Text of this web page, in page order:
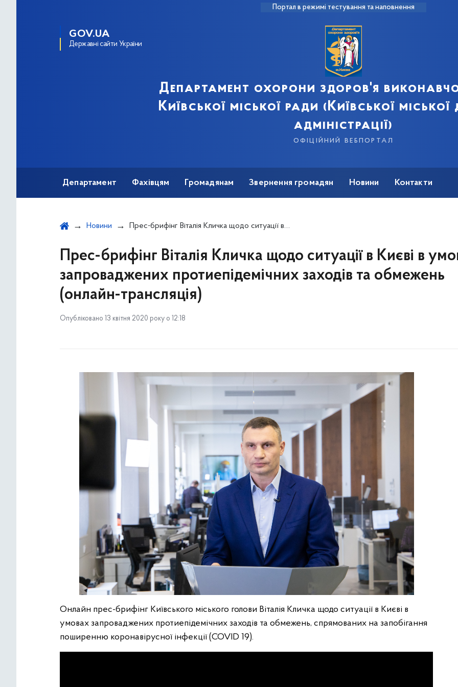
Портал в режимі тестування та наповнення
GOV.UA
Державні сайти України
Департамент охорони здоров'я
Київської міської ради (Київської
адміністрації)
офіційний вебпортал
Департамент Фахівцям Громадянам Звернення громадян Новини Контакти
Новини Прес-брифінг Віталія Кличка щодо ситуації в Києві в умовах запроваджених протиепідемічних заходів та обмежень (онлайн-трансляція)
Прес-брифінг Віталія Кличка щодо ситуації в Києві в
запроваджених протиепідемічних заходів та обмежень
(онлайн-трансляція)
Опубліковано 13 квітня 2020 року о 12:18
Онлайн прес-брифінг Київського міського голови Віталія Кличка щодо ситуації в Києві в
умовах запроваджених протиепідемічних заходів та обмежень, спрямованих на запобігання
поширенню коронавірусної інфекції (COVID 19).